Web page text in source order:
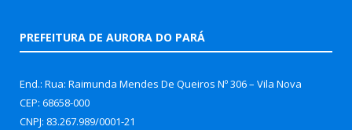
PREFEITURA DE AURORA DO PARÁ
End.: Rua: Raimunda Mendes De Queiros Nº 306 – Vila Nova
CEP: 68658-000
CNPJ: 83.267.989/0001-21